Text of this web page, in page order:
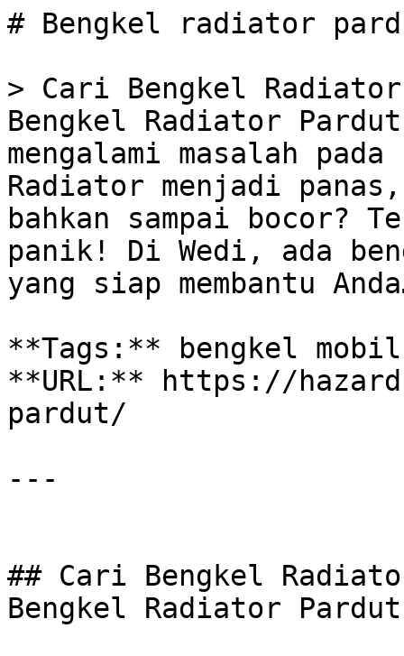
# Bengkel radiator
> Cari Bengkel
Bengkel Radiator
mengalami masalah
Radiator menjadi
bahkan sampai bocor?
panik! Di Wedi, ada
yang siap membantu
**Tags:** bengkel
**URL:** https://
pardut/
---
## Cari Bengkel
Bengkel Radiator